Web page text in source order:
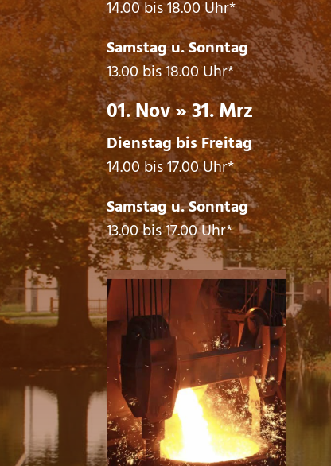
14.00 bis 18.00 Uhr*
Samstag u. Sonntag
13.00 bis 18.00 Uhr*
01. Nov » 31. Mrz
Dienstag bis Freitag
14.00 bis 17.00 Uhr*
Samstag u. Sonntag
13.00 bis 17.00 Uhr*